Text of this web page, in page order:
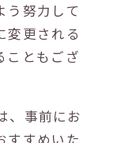
う努力して
変更される
こともござ
、事前にお
すすめいた